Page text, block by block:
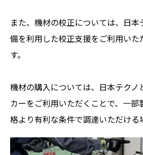
また、機材の校正については、日
備を利用した校正支援をご利用いた
す。
機材の購入については、日本テクノ
カーをご利用いただくことで、一
格より有利な条件で調達いただける